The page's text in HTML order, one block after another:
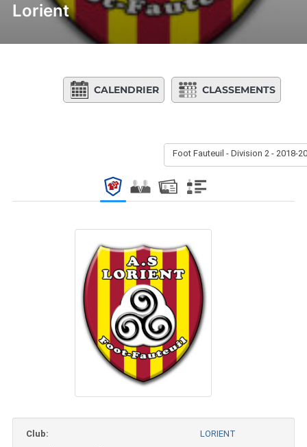
Lorient
CALENDRIER CLASSEMENTS
Foot Fauteuil - Division 2 - 2018-
Club:
LORIENT